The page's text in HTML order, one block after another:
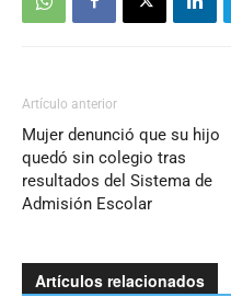
Artículo anterior
Mujer denunció que su hijo
quedó sin colegio tras
resultados del Sistema de
Admisión Escolar
Artículos relacionados